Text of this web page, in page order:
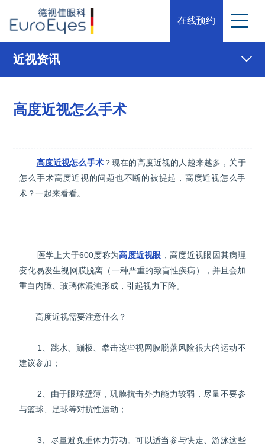
在线预约
近视资讯
高度近视怎么手术
高度近视怎么手术？现在的高度近视的人越来越多，关于
怎么手术高度近视的问题也不断的被提起，高度近视怎么手
术？一起来看看。
医学上大于600度称为高度近视眼 ，高度近视眼因其病理
变化易发生视网膜脱离（一种严重的致盲性疾病），并且会加
重白内障、玻璃体混浊形成，引起视力下降。
高度近视需要注意什么？
1、跳水、蹦极、拳击这些视网膜脱落风险很大的运动不
建议参加；
2、由于眼球壁薄，巩膜抗击外力能力较弱，尽量不要参
与篮球、足球等对抗性运动；
3、尽量避免重体力劳动。可以适当参与快走、游泳这些